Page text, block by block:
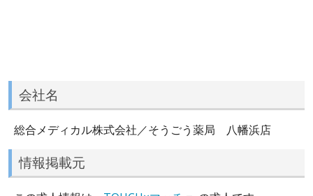
会社名
総合メディカル株式会社／そうごう薬局 八幡浜店
情報掲載元